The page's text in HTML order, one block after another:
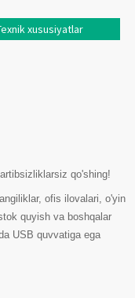
xususiyatlar
qo'shing!
ofis ilovalari, o'yin
quyish va boshqalar
USB quvvatiga ega